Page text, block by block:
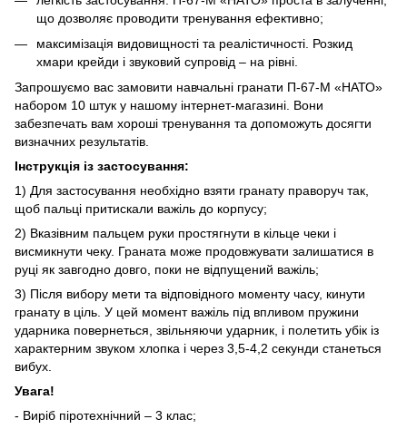
що дозволяє проводити тренування ефективно;
максимізація видовищності та реалістичності. Розкид
хмари крейди і звуковий супровід – на рівні.
Запрошуємо вас замовити навчальні гранати П-67-М «НАТО»
набором 10 штук у нашому інтернет-магазині. Вони
забезпечать вам хороші тренування та допоможуть досягти
визначних результатів.
Інструкція із застосування:
1) Для застосування необхідно взяти гранату праворуч так,
щоб пальці притискали важіль до корпусу;
2) Вказівним пальцем руки простягнути в кільце чеки і
висмикнути чеку. Граната може продовжувати залишатися в
руці як завгодно довго, поки не відпущений важіль;
3) Після вибору мети та відповідного моменту часу, кинути
гранату в ціль. У цей момент важіль під впливом пружини
ударника повернеться, звільняючи ударник, і полетить убік із
характерним звуком хлопка і через 3,5-4,2 секунди станеться
вибух.
Увага!
- Виріб піротехнічний – 3 клас;